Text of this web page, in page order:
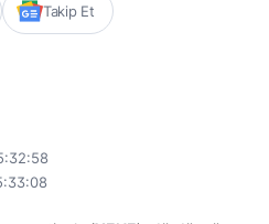
Takip Et